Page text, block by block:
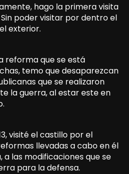
hago la primera visita
poder visitar por dentro el
exterior.
reforma que se está
temo que desaparezcan
que se realizaron
la guerra, al estar este en
visité el castillo por el
llevadas a cabo en él
las modificaciones que se
para la defensa.